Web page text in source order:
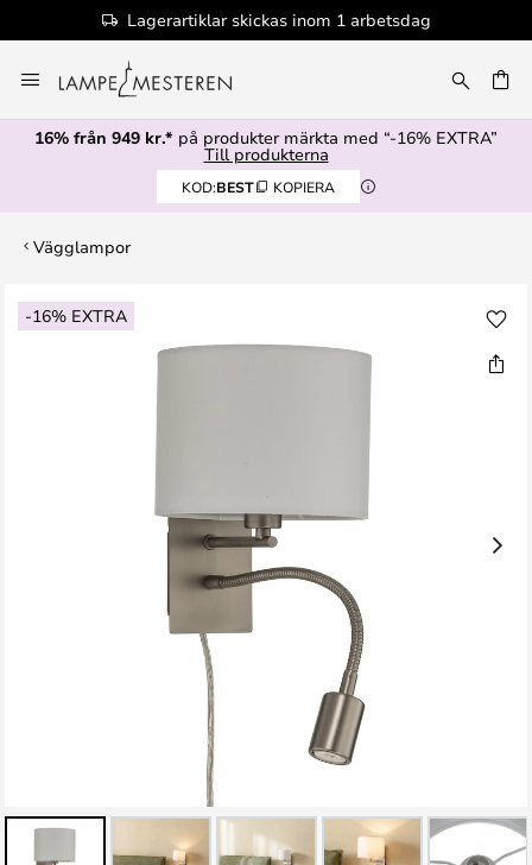
Lagerartiklar skickas inom 1 arbetsdag
till
innehållet
16% från 949 kr.* på produkter märkta med “-16% EXTRA”
Till produkterna
KOD:BEST KOPIERA
Vägglampor
-16% EXTRA
Hoppa
till